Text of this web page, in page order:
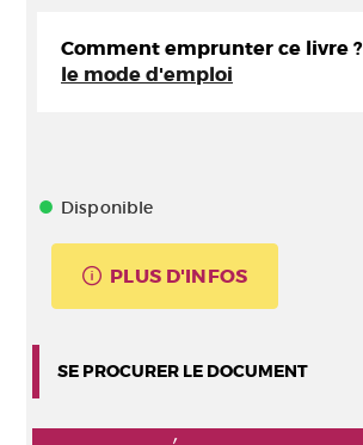
Comment emprunter ce livre ?
le mode d'emploi
Disponible
PLUS D'INFOS
SE PROCURER LE DOCUMENT